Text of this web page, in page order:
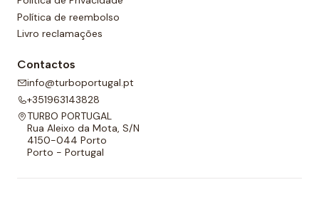
Política de reembolso
Livro reclamações
Contactos
info@turboportugal.pt
+351963143828
TURBO PORTUGAL
Rua Aleixo da Mota, S/N
4150-044 Porto
Porto - Portugal